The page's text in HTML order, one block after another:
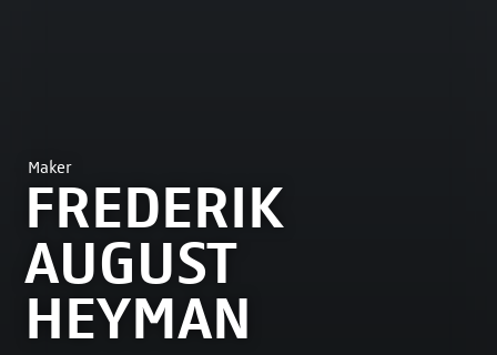
Maker
FREDERIK
AUGUST
HEYMAN